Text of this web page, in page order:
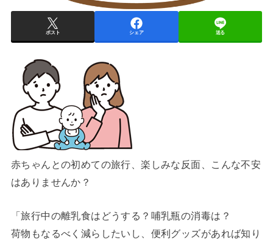
ポスト シェア 送る
赤ちゃんとの初めての旅行、楽しみな反面、こんな不安
はありませんか？
「旅行中の離乳食はどうする？哺乳瓶の消毒は？
荷物もなるべく減らしたいし、便利グッズがあれば知り